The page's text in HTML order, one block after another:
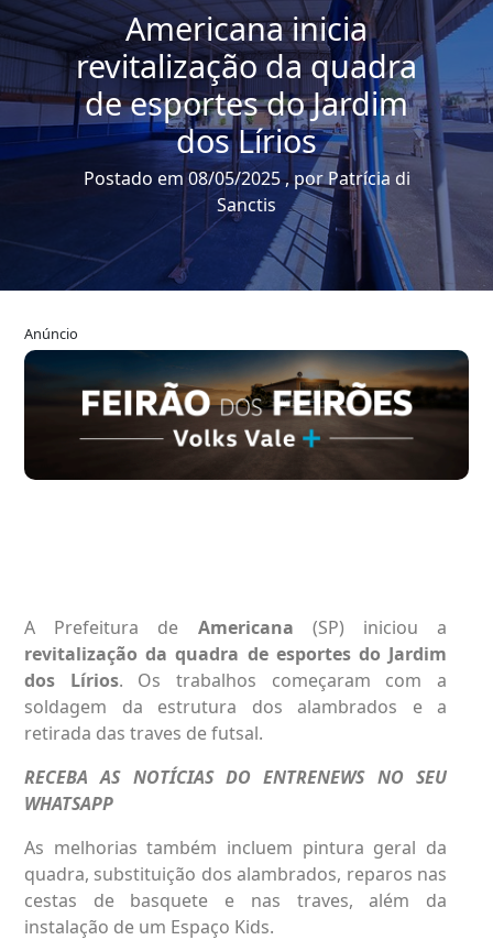
Americana inicia
revitalização da quadra
de esportes do Jardim
dos Lírios
Postado em 08/05/2025 , por Patrícia di
Sanctis
Anúncio
A Prefeitura de Americana (SP) iniciou a
revitalização da quadra de esportes do Jardim
dos Lírios. Os trabalhos começaram com a
soldagem da estrutura dos alambrados e a
retirada das traves de futsal.
RECEBA AS NOTÍCIAS DO ENTRENEWS NO SEU
WHATSAPP
As melhorias também incluem pintura geral da
quadra, substituição dos alambrados, reparos nas
cestas de basquete e nas traves, além da
instalação de um Espaço Kids.